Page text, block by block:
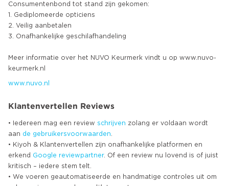
Consumentenbond tot stand zijn gekomen:
1. Gediplomeerde opticiens
2. Veilig aanbetalen
3. Onafhankelijke geschilafhandeling
Meer informatie over het NUVO Keurmerk vindt u op www.nuvo-
www.nuvo.nl
Klantenvertellen Reviews
• Iedereen mag een review schrijven zolang er voldaan wordt
aan de gebruikersvoorwaarden
• Kiyoh & Klantenvertellen zijn onafhankelijke platformen en
erkend Google reviewpartner. Of een review nu lovend is of juist
kritisch – iedere stem telt.
• We voeren geautomatiseerde en handmatige controles uit om